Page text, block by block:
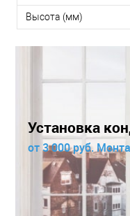
Высота (мм)
Установка
от 3 000 руб.